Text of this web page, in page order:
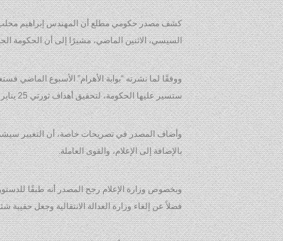
كشف مصدر حكومي مطلع أن المهندس إبراهيم محلب،
السيسي، الاثنين الماضي، مشيرًا إلى أن الحكومة
ووفقًا لما نشرته “بوابة الأهرام” الأسبوع الماضي
ستسير عليها الحكومة، لتحقيق أهداف ثورتي 25 يناير و30 يونيه من عدالة اجتماعية وتحقيق الأمن والاستقرار في الشارع المصري.
بالإضافة إلى الإعلام، والقوى العاملة.
وبخصوص وزارة الإعلام رجح المصدر أنه طبقًا
فضلاً عن إلغاء وزارة العدالة الانتقالية وجعل حقيبة